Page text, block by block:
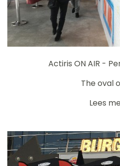
Actiris ON AIR -
The oval
Lees